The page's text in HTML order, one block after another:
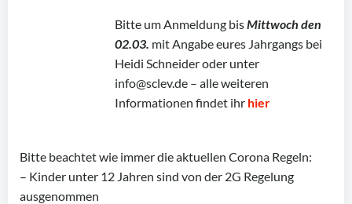
Bitte um Anmeldung bisMittwoch den
02.03. mit Angabe eures Jahrgangs bei
Heidi Schneider oder unter
info@sclev.de – alle weiteren
Informationen findet ihr hier
Bitte beachtet wie immer die aktuellen Corona Regeln:
– Kinder unter 12 Jahren sind von der 2G Regelung
ausgenommen